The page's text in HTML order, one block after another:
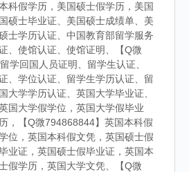
科假学历，美国硕士假学历，美国
硕士毕业证、美国硕士成绩单、美
士学历认证、中国教育部留学服务
、使馆认证、使馆证明、【Q微
学回国人员证明、留学生认证、
、学位认证、留学生学历认证、留
大学学历认证、英国大学毕业证、
国大学假学位，英国大学假毕业
，【Q微794868844】英国本科假
位，英国本科假文凭，英国硕士假
业证，英国硕士假毕业证，英国本
假学历，英国大学文凭、【Q微